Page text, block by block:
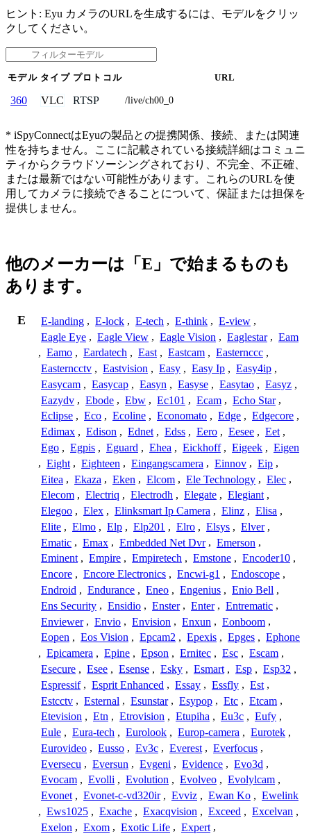
ヒント: Eyu カメラのURLを生成するには、モデルをクリッ
クしてください。
モデル タイプ プロトコル URL
360 VLC RTSP /live/ch00_0
* iSpyConnectはEyuの製品との提携関係、接続、または関連
性を持ちません。ここに記載されている接続詳細はコミュニ
ティからクラウドソーシングされており、不完全、不正確、
または最新ではない可能性があります。これらのURLを使
用してカメラに接続できることについて、保証または担保を
提供しません。
他のメーカーは「E」で始まるものも
あります。
E E-landing , E-lock , E-tech , E-think , E-view ,
Eagle Eye , Eagle View , Eagle Vision , Eaglestar , Eam
, Eamo , Eardatech , East , Eastcam , Easternccc ,
Easterncctv , Eastvision , Easy , Easy Ip , Easy4ip ,
Easycam , Easycap , Easyn , Easyse , Easytao , Easyz ,
Eazydv , Ebode , Ebw , Ec101 , Ecam , Echo Star ,
Eclipse , Eco , Ecoline , Economato , Edge , Edgecore ,
Edimax , Edison , Ednet , Edss , Eero , Eesee , Eet ,
Ego , Egpis , Eguard , Ehea , Eickhoff , Eigeek , Eigen
, Eight , Eighteen , Eingangscamera , Einnov , Eip ,
Eitea , Ekaza , Eken , Elcom , Ele Technology , Elec ,
Elecom , Electriq , Electrodh , Elegate , Elegiant ,
Elegoo , Elex , Elinksmart Ip Camera , Elinz , Elisa ,
Elite , Elmo , Elp , Elp201 , Elro , Elsys , Elver ,
Ematic , Emax , Embedded Net Dvr , Emerson ,
Eminent , Empire , Empiretech , Emstone , Encoder10 ,
Encore , Encore Electronics , Encwi-g1 , Endoscope ,
Endroid , Endurance , Eneo , Engenius , Enio Bell ,
Ens Security , Ensidio , Enster , Enter , Entrematic ,
Enviewer , Envio , Envision , Enxun , Eonboom ,
Eopen , Eos Vision , Epcam2 , Epexis , Epges , Ephone
, Epicamera , Epine , Epson , Ernitec , Esc , Escam ,
Esecure , Esee , Esense , Esky , Esmart , Esp , Esp32 ,
Espressif , Esprit Enhanced , Essay , Essfly , Est ,
Estcctv , Esternal , Esunstar , Esypop , Etc , Etcam ,
Etevision , Etn , Etrovision , Etupiha , Eu3c , Eufy ,
Eule , Eura-tech , Eurolook , Europ-camera , Eurotek ,
Eurovideo , Eusso , Ev3c , Everest , Everfocus ,
Eversecu , Eversun , Evgeni , Evidence , Evo3d ,
Evocam , Evolli , Evolution , Evolveo , Evolylcam ,
Evonet , Evonet-c-vd320ir , Evviz , Ewan Ko , Ewelink
, Ews1025 , Exache , Exacqvision , Exceed , Excelvan ,
Exelon , Exom , Exotic Life , Expert ,